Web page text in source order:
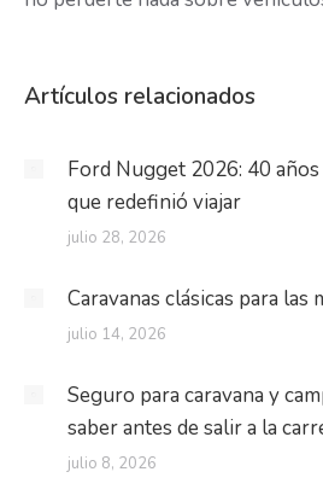
Artículos relacionados
Ford Nugget 2026: 40
que redefinió viajar
julio 28, 2026
Caravanas clásicas para las
julio 14, 2026
Seguro para caravana y
saber antes de salir a la
julio 8, 2026